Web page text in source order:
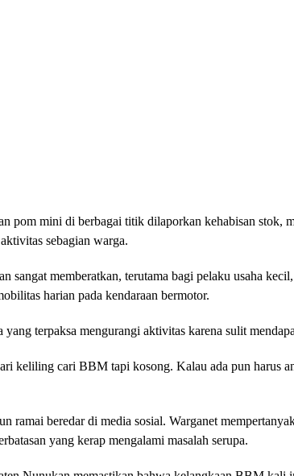
pom mini di berbagai titik dilaporkan kehabisan stok,
sebagian warga.
sangat memberatkan, terutama bagi pelaku usaha
harian pada kendaraan bermotor.
yang terpaksa mengurangi aktivitas karena sulit
keliling cari BBM tapi kosong. Kalau ada pun harus
ramai beredar di media sosial. Warganet
yang kerap mengalami masalah serupa.